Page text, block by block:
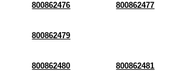
800862476 800862477
800862479
800862480 800862481